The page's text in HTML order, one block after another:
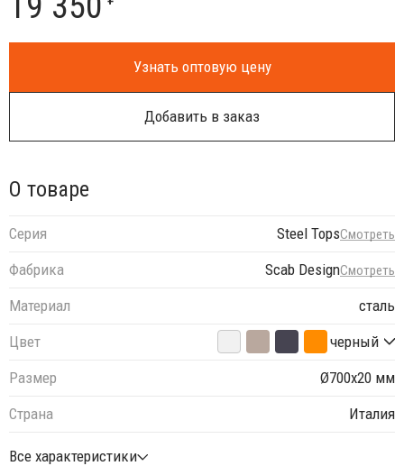
Узнать оптовую цену
Добавить в заказ
О товаре
Серия Steel TopsСмотреть
Фабрика Scab DesignСмотреть
Материал
сталь
Цвет
черный
Размер
Ø700х20 мм
Страна
Италия
Все характеристики